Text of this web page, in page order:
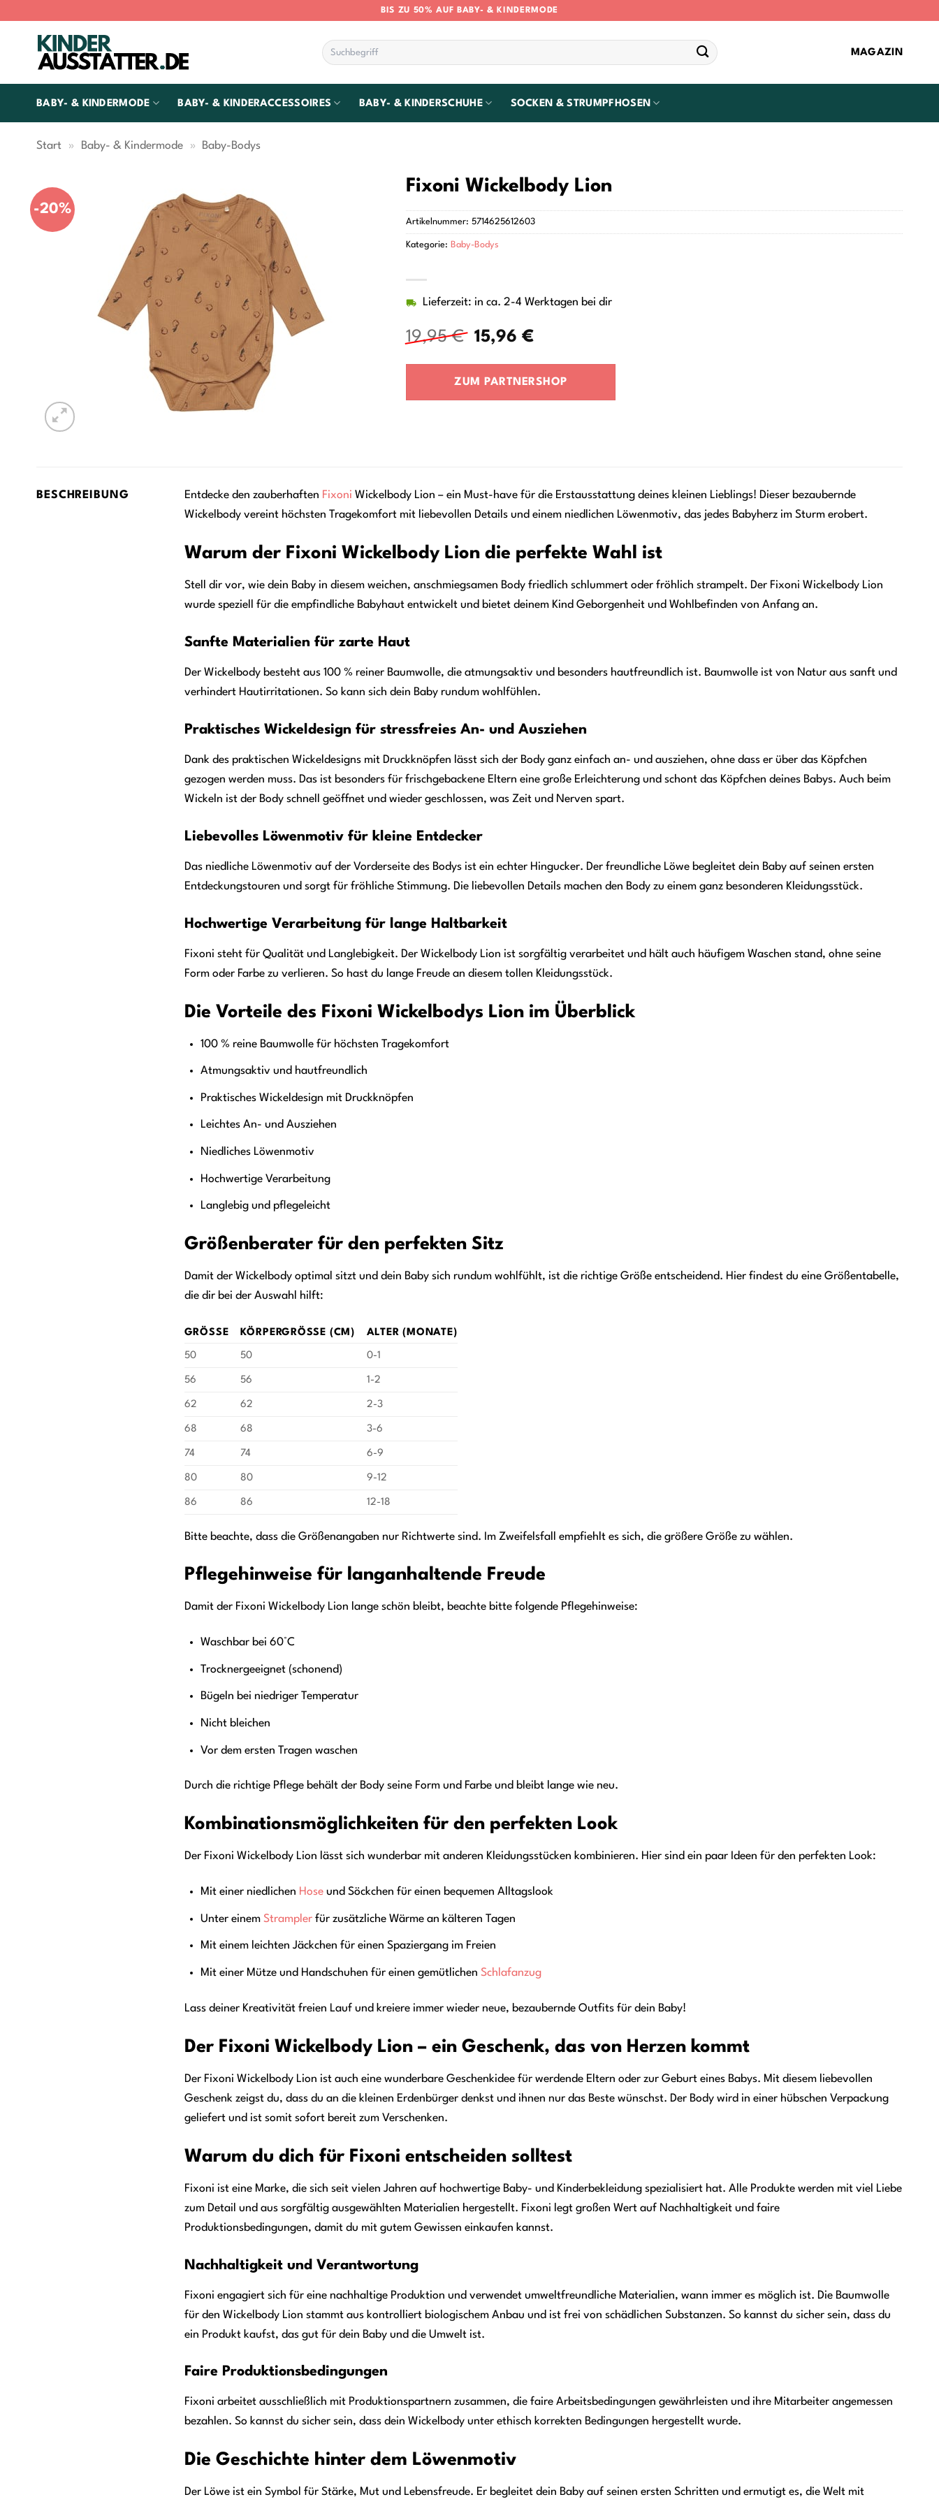
springen
BIS ZU 50% AUF BABY- & KINDERMODE
Suchen
nach:
MAGAZIN
BABY- & KINDERMODE BABY- & KINDERACCESSOIRES BABY- & KINDERSCHUHE SOCKEN & STRUMPFHOSEN
Start » Baby- & Kindermode » Baby-Bodys
-20%
Fixoni Wickelbody Lion
19,95€
Ursprünglicher
war:
15,96€Aktueller
ist:
15,96 €.
Lieferzeit: in ca. 2-4 Werktagen bei dir
ZUM PARTNERSHOP
Artikelnummer:5714625612603
Kategorie: Baby-Bodys
BESCHREIBUNG Entdecke den zauberhaften Fixoni Wickelbody Lion – ein Must-have für die Erstausstattung deines kleinen Lieblings! Dieser bezaubernde
Wickelbody vereint höchsten Tragekomfort mit liebevollen Details und einem niedlichen Löwenmotiv, das jedes Babyherz im Sturm erobert.
Warum der Fixoni Wickelbody Lion die perfekte Wahl ist
Stell dir vor, wie dein Baby in diesem weichen, anschmiegsamen Body friedlich schlummert oder fröhlich strampelt. Der Fixoni Wickelbody Lion
wurde speziell für die empfindliche Babyhaut entwickelt und bietet deinem Kind Geborgenheit und Wohlbefinden von Anfang an.
Sanfte Materialien für zarte Haut
Der Wickelbody besteht aus 100 % reiner Baumwolle, die atmungsaktiv und besonders hautfreundlich ist. Baumwolle ist von Natur aus sanft und
verhindert Hautirritationen. So kann sich dein Baby rundum wohlfühlen.
Praktisches Wickeldesign für stressfreies An- und Ausziehen
Dank des praktischen Wickeldesigns mit Druckknöpfen lässt sich der Body ganz einfach an- und ausziehen, ohne dass er über das Köpfchen
gezogen werden muss. Das ist besonders für frischgebackene Eltern eine große Erleichterung und schont das Köpfchen deines Babys. Auch beim
Wickeln ist der Body schnell geöffnet und wieder geschlossen, was Zeit und Nerven spart.
Liebevolles Löwenmotiv für kleine Entdecker
Das niedliche Löwenmotiv auf der Vorderseite des Bodys ist ein echter Hingucker. Der freundliche Löwe begleitet dein Baby auf seinen ersten
Entdeckungstouren und sorgt für fröhliche Stimmung. Die liebevollen Details machen den Body zu einem ganz besonderen Kleidungsstück.
Hochwertige Verarbeitung für lange Haltbarkeit
Fixoni steht für Qualität und Langlebigkeit. Der Wickelbody Lion ist sorgfältig verarbeitet und hält auch häufigem Waschen stand, ohne seine
Form oder Farbe zu verlieren. So hast du lange Freude an diesem tollen Kleidungsstück.
Die Vorteile des Fixoni Wickelbodys Lion im Überblick
100 % reine Baumwolle für höchsten Tragekomfort
Atmungsaktiv und hautfreundlich
Praktisches Wickeldesign mit Druckknöpfen
Leichtes An- und Ausziehen
Niedliches Löwenmotiv
Hochwertige Verarbeitung
Langlebig und pflegeleicht
Größenberater für den perfekten Sitz
Damit der Wickelbody optimal sitzt und dein Baby sich rundum wohlfühlt, ist die richtige Größe entscheidend. Hier findest du eine Größentabelle,
die dir bei der Auswahl hilft:
GRÖSSE KÖRPERGRÖSSE (CM) ALTER (MONATE)
50 50 0-1
56 56 1-2
62 62 2-3
68 68 3-6
74 74 6-9
80 80 9-12
86 86 12-18
Bitte beachte, dass die Größenangaben nur Richtwerte sind. Im Zweifelsfall empfiehlt es sich, die größere Größe zu wählen.
Pflegehinweise für langanhaltende Freude
Damit der Fixoni Wickelbody Lion lange schön bleibt, beachte bitte folgende Pflegehinweise:
Waschbar bei 60°C
Trocknergeeignet (schonend)
Bügeln bei niedriger Temperatur
Nicht bleichen
Vor dem ersten Tragen waschen
Durch die richtige Pflege behält der Body seine Form und Farbe und bleibt lange wie neu.
Kombinationsmöglichkeiten für den perfekten Look
Der Fixoni Wickelbody Lion lässt sich wunderbar mit anderen Kleidungsstücken kombinieren. Hier sind ein paar Ideen für den perfekten Look:
Mit einer niedlichen Hoseund Söckchen für einen bequemen Alltagslook
Unter einem Stramplerfür zusätzliche Wärme an kälteren Tagen
Mit einem leichten Jäckchen für einen Spaziergang im Freien
Mit einer Mütze und Handschuhen für einen gemütlichen Schlafanzug
Lass deiner Kreativität freien Lauf und kreiere immer wieder neue, bezaubernde Outfits für dein Baby!
Der Fixoni Wickelbody Lion – ein Geschenk, das von Herzen kommt
Der Fixoni Wickelbody Lion ist auch eine wunderbare Geschenkidee für werdende Eltern oder zur Geburt eines Babys. Mit diesem liebevollen
Geschenk zeigst du, dass du an die kleinen Erdenbürger denkst und ihnen nur das Beste wünschst. Der Body wird in einer hübschen Verpackung
geliefert und ist somit sofort bereit zum Verschenken.
Warum du dich für Fixoni entscheiden solltest
Fixoni ist eine Marke, die sich seit vielen Jahren auf hochwertige Baby- und Kinderbekleidung spezialisiert hat. Alle Produkte werden mit viel Liebe
zum Detail und aus sorgfältig ausgewählten Materialien hergestellt. Fixoni legt großen Wert auf Nachhaltigkeit und faire
Produktionsbedingungen, damit du mit gutem Gewissen einkaufen kannst.
Nachhaltigkeit und Verantwortung
Fixoni engagiert sich für eine nachhaltige Produktion und verwendet umweltfreundliche Materialien, wann immer es möglich ist. Die Baumwolle
für den Wickelbody Lion stammt aus kontrolliert biologischem Anbau und ist frei von schädlichen Substanzen. So kannst du sicher sein, dass du
ein Produkt kaufst, das gut für dein Baby und die Umwelt ist.
Faire Produktionsbedingungen
Fixoni arbeitet ausschließlich mit Produktionspartnern zusammen, die faire Arbeitsbedingungen gewährleisten und ihre Mitarbeiter angemessen
bezahlen. So kannst du sicher sein, dass dein Wickelbody unter ethisch korrekten Bedingungen hergestellt wurde.
Die Geschichte hinter dem Löwenmotiv
Der Löwe ist ein Symbol für Stärke, Mut und Lebensfreude. Er begleitet dein Baby auf seinen ersten Schritten und ermutigt es, die Welt mit